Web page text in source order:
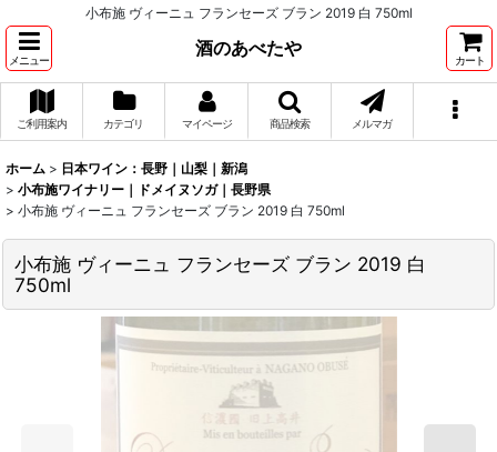
小布施 ヴィーニュ フランセーズ ブラン 2019 白 750ml
メニュー
酒のあべたや
カート
ご利用案内 カテゴリ マイページ 商品検索 メルマガ
ホーム > 日本ワイン：長野｜山梨｜新潟
> 小布施ワイナリー｜ドメイヌソガ｜長野県
> 小布施 ヴィーニュ フランセーズ ブラン 2019 白 750ml
小布施 ヴィーニュ フランセーズ ブラン 2019 白
750ml